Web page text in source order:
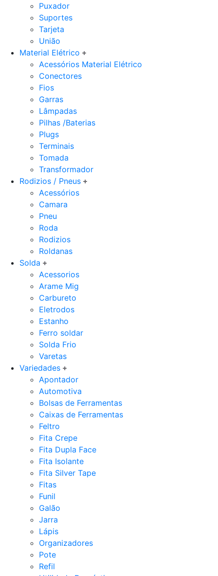
Puxador
Suportes
Tarjeta
União
Material Elétrico
Acessórios Material Elétrico
Conectores
Fios
Garras
Lâmpadas
Pilhas /Baterias
Plugs
Terminais
Tomada
Transformador
Rodizios / Pneus
Acessórios
Camara
Pneu
Roda
Rodizios
Roldanas
Solda
Acessorios
Arame Mig
Carbureto
Eletrodos
Estanho
Ferro soldar
Solda Frio
Varetas
Variedades
Apontador
Automotiva
Bolsas de Ferramentas
Caixas de Ferramentas
Feltro
Fita Crepe
Fita Dupla Face
Fita Isolante
Fita Silver Tape
Fitas
Funil
Galão
Jarra
Lápis
Organizadores
Pote
Refil